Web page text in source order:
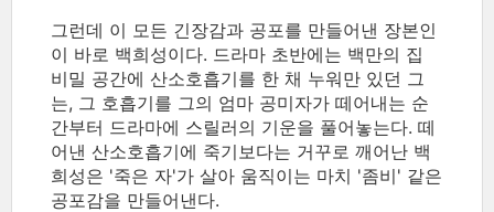
그런데 이 모든 긴장감과 공포를 만들어낸 장본인
이 바로 백희성이다. 드라마 초반에는 백만의 집
비밀 공간에 산소호흡기를 한 채 누워만 있던 그
는, 그 호흡기를 그의 엄마 공미자가 떼어내는 순
간부터 드라마에 스릴러의 기운을 풀어놓는다. 떼
어낸 산소호흡기에 죽기보다는 거꾸로 깨어난 백
희성은 '죽은 자'가 살아 움직이는 마치 '좀비' 같은
공포감을 만들어낸다.